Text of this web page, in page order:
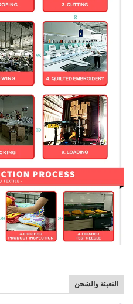
التعبئة والشحن